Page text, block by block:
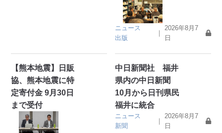
ニュース
出版
｜
2026年8月7
日
【熊本地震】日販
協、熊本地震に特
定寄付金 9月30日
まで受付
中日新聞社 福井
県内の中日新聞
10月から日刊県民
福井に統合
ニュース
新聞
｜
2026年8月7
日